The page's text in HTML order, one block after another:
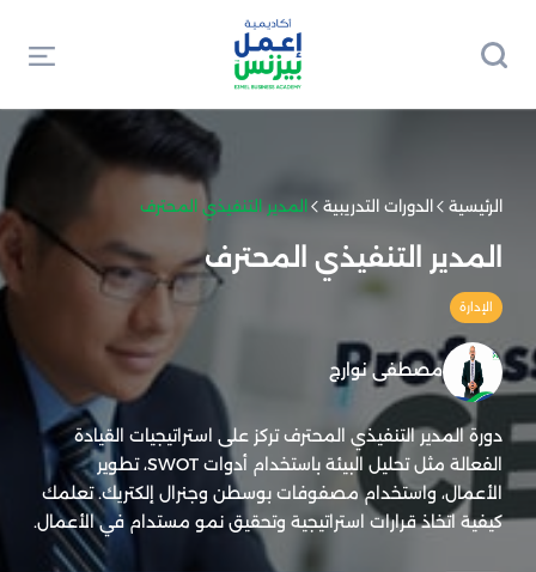
الرئيسية الدورات التدريبية المدير التنفيذي المحترف
المدير التنفيذي المحترف
الإدارة
مصطفى نوارج
دورة المدير التنفيذي المحترف تركز على استراتيجيات القيادة
الفعالة مثل تحليل البيئة باستخدام أدوات SWOT، تطوير
الأعمال، واستخدام مصفوفات بوسطن وجنرال إلكتريك. تعلمك
كيفية اتخاذ قرارات استراتيجية وتحقيق نمو مستدام في الأعمال.